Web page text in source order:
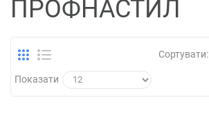
ПРОФНАСТИЛ
Сортувати:
Показати